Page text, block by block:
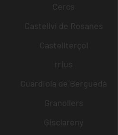
Cercs
Castellví de Rosanes
Castellterçol
rrius
Guardiola de Berguedà
Granollers
Gisclareny